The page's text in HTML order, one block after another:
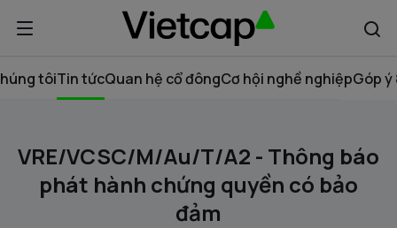
tôiTin tứcQuan hệ cổ đôngCơ hội nghề nghiệpGóp ý
VRE/VCSC/M/Au/T/A2 - Thông báo
phát hành chứng quyền có bảo
đảm